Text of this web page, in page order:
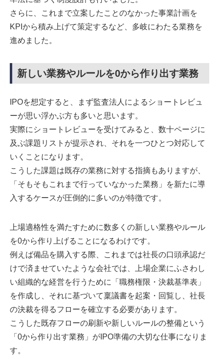
さらに、これまで立案したことのなかった事業計画を
KPIから積み上げて策定するなど、多岐にわたる業務を
進めました。
新しい業務やルールを0から作り出す業務
IPOを想定すると、まず監査法人によるショートレビュ
ーが思い浮かぶ方も多いと思います。
実際にショートレビューを受けてみると、数十ページに
及ぶ課題リストが提示され、それを一つひとつ対応して
いくことになります。
こうした課題は既存の業務に対する指摘もありますが、
「そもそもこれまで行っていなかった業務」を新たに導
入するケースが圧倒的に多いのが特徴です。
上場適格性を満たすために数多くの新しい業務やルール
を0から作り上げることになるわけです。
例えば備品を購入する際、これまでは社長の口頭承認だ
けで済ませていたような会社では、上場企業にふさわし
い組織的な経営を行うために「職務権限・決裁基準表」
を作成し、それに基づいて稟議書を起案・回覧し、社長
の決裁を得るフローを確立する必要があります。
こうした既存フローの刷新や新しいルールの整備という
「0から作り出す業務」がIPO準備の大切な仕事になりま
す。